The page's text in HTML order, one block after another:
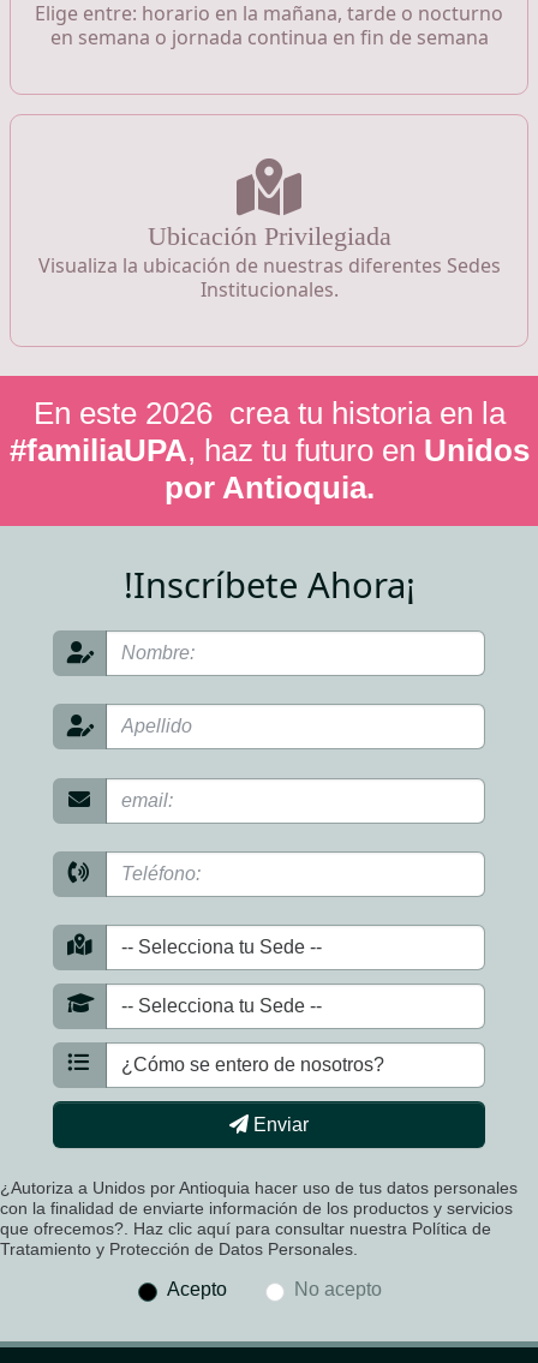
Elige entre: horario en la mañana, tarde o nocturno
en semana o jornada continua en fin de semana
Ubicación Privilegiada
Visualiza la ubicación de nuestras diferentes Sedes
Institucionales.
En este 2026 crea tu historia en la
#familiaUPA, haz tu futuro en Unidos
por Antioquia.
!Inscríbete Ahora¡
Enviar
¿Autoriza a Unidos por Antioquia hacer uso de tus datos personales
con la finalidad de enviarte información de los productos y servicios
que ofrecemos?. Haz clic aquí para consultar nuestra Política de
Tratamiento y Protección de Datos Personales.
Acepto No acepto